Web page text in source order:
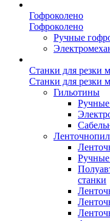
Гофроколено
Гофроколено
Ручные
Станки для резки
Станки для резки
Гильотины
Ручные
станки